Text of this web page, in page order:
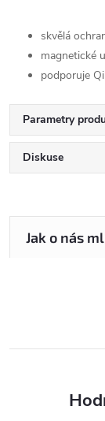
skvělá
magnetické
podporuje
Parametry
Diskuse